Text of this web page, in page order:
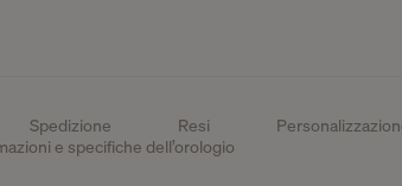
Spedizione Resi
e specifiche dell’orologio